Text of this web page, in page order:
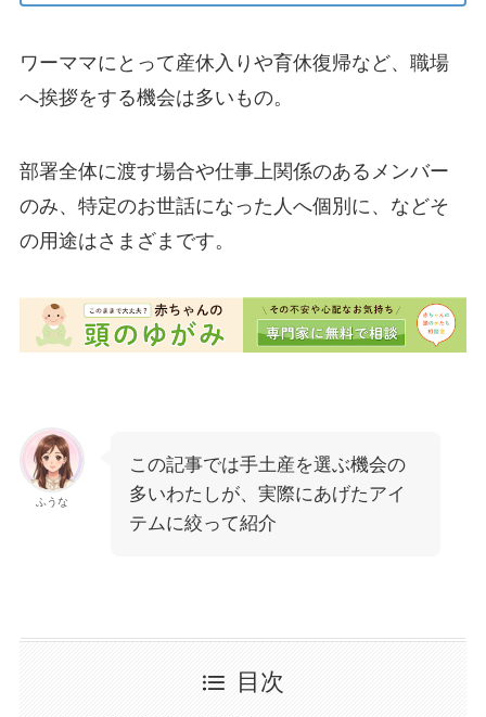
ワーママにとって産休入りや育休復帰など、職場
へ挨拶をする機会は多いもの。
部署全体に渡す場合や仕事上関係のあるメンバー
のみ、特定のお世話になった人へ個別に、などそ
の用途はさまざまです。
ふうな
この記事では手土産を選ぶ機会の
多いわたしが、実際にあげたアイ
テムに絞って紹介
目次